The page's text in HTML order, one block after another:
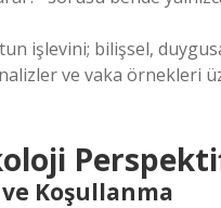
işlevini; bilişsel,
ve vaka örnekleri
Koşullanma